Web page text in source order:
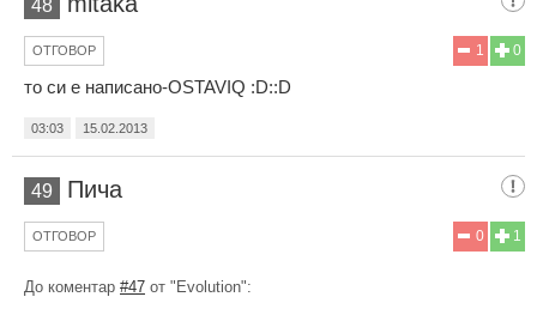
48
0
1
ОТГОВОР
то си е написано-OSTAVIQ :D::D
03:03 15.02.2013
49 Пича
1
0
ОТГОВОР
До коментар #47 от "Evolution":